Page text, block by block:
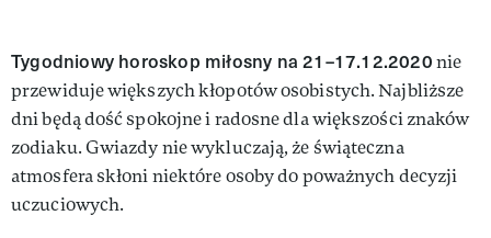
Tygodniowy horoskop miłosny na 21–17.12.2020nie
przewiduje większych kłopotów osobistych. Najbliższe
dni będą dość spokojne i radosne dla większości znaków
zodiaku. Gwiazdy nie wykluczają, że świąteczna
atmosfera skłoni niektóre osoby do poważnych decyzji
uczuciowych.